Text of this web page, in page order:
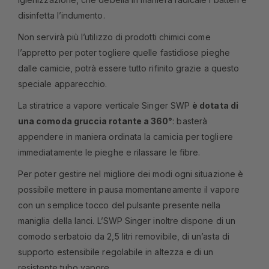
disinfetta l’indumento.
Non servirà più l’utilizzo di prodotti chimici come
l’appretto per poter togliere quelle fastidiose pieghe
dalle camicie, potrà essere tutto rifinito grazie a questo
speciale apparecchio.
La stiratrice a vapore verticale Singer SWP è dotata di
una comoda gruccia rotante a 360°: basterà
appendere in maniera ordinata la camicia per togliere
immediatamente le pieghe e rilassare le fibre.
Per poter gestire nel migliore dei modi ogni situazione è
possibile mettere in pausa momentaneamente il vapore
con un semplice tocco del pulsante presente nella
maniglia della lanci. L’SWP Singer inoltre dispone di un
comodo serbatoio da 2,5 litri removibile, di un’asta di
supporto estensibile regolabile in altezza e di un